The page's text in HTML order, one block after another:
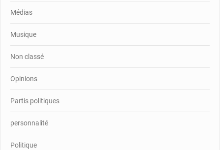
Médias
Musique
Non classé
Opinions
Partis politiques
personnalité
Politique